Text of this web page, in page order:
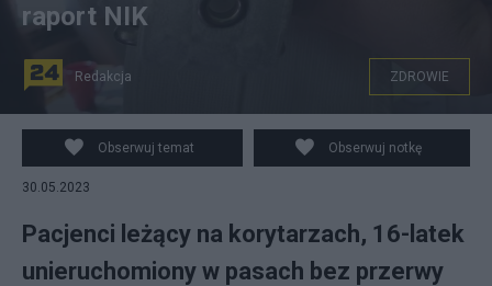
NIK sprawdził pomoc psychologiczną dla dzieci. Jest
bardzo źle. Zdjęcie ilustracyjne, fot. BRPO
raport NIK
Redakcja ZDROWIE
Obserwuj temat Obserwuj notkę
30.05.2023
Pacjenci leżący na korytarzach, 16-latek
unieruchomiony w pasach bez przerwy